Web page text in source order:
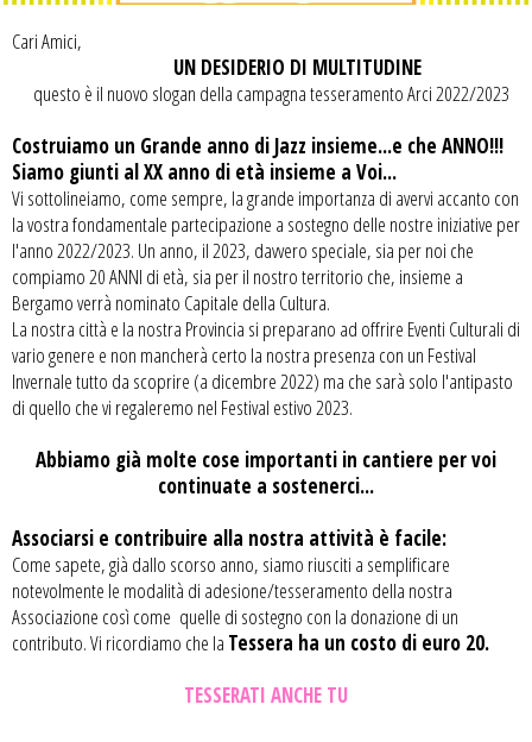
Cari Amici,
UN DESIDERIO DI MULTITUDINE
questo è il nuovo slogan della campagna tesseramento Arci 2022/2023
Costruiamo un Grande anno di Jazz insieme...e che ANNO!!!
Siamo giunti al XX anno di età insieme a Voi...
Vi sottolineiamo, come sempre, la grande importanza di avervi accanto con
la vostra fondamentale partecipazione a sostegno delle nostre iniziative per
l'anno 2022/2023. Un anno, il 2023, davvero speciale, sia per noi che
compiamo 20 ANNI di età, sia per il nostro territorio che, insieme a
Bergamo verrà nominato Capitale della Cultura.
La nostra città e la nostra Provincia si preparano ad offrire Eventi Culturali di
vario genere e non mancherà certo la nostra presenza con un Festival
Invernale tutto da scoprire (a dicembre 2022) ma che sarà solo l'antipasto
di quello che vi regaleremo nel Festival estivo 2023.
Abbiamo già molte cose importanti in cantiere per voi
continuate a sostenerci...
Associarsi e contribuire alla nostra attività è facile:
Come sapete, già dallo scorso anno, siamo riusciti a semplificare
notevolmente le modalità di adesione/tesseramento della nostra
Associazione così come quelle di sostegno con la donazione di un
contributo. Vi ricordiamo che la Tessera ha un costo di euro 20.
TESSERATI ANCHE TU